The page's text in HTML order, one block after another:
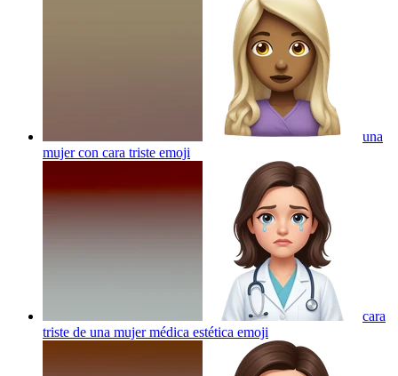
una
mujer con cara triste emoji
cara
triste de una mujer médica estética emoji